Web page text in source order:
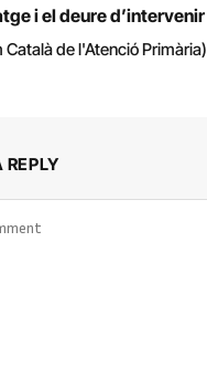
i el deure d’intervenir
Català de l'Atenció Primària)
REPLY